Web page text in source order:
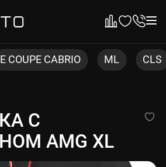
ML CLS C
С КАПЮШОНОМ
С
AMG XL